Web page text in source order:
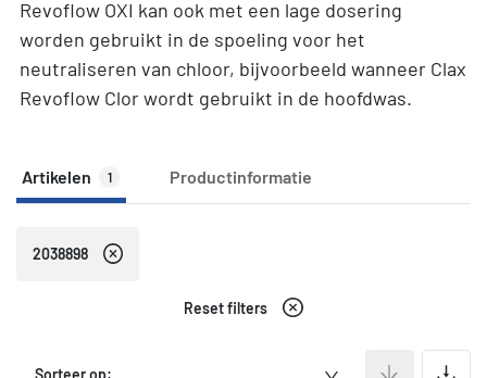
Revoflow OXI kan ook met een lage dosering
worden gebruikt in de spoeling voor het
neutraliseren van chloor, bijvoorbeeld wanneer Clax
Revoflow Clor wordt gebruikt in de hoofdwas.
Artikelen 1 Productinformatie
2038898
Reset filters
Sorteer op: